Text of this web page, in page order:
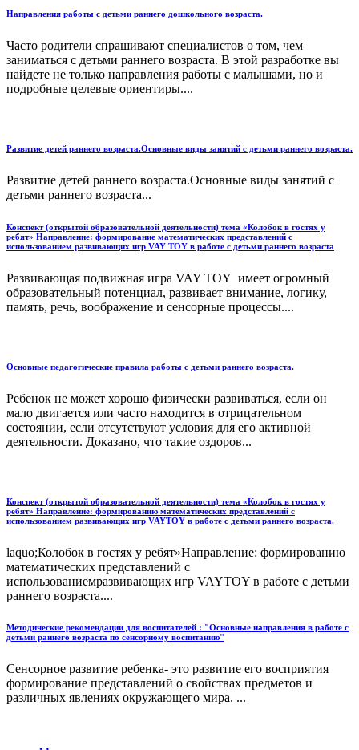
Направления работы с детьми раннего дошкольного возраста.
Часто родители спрашивают специалистов о том, чем
заниматься с детьми раннего возраста. В этой разработке вы
найдете не только направления работы с малышами, но и
подробные целевые ориентиры....
Развитие детей раннего возраста.Основные виды занятий с детьми раннего возраста.
Развитие детей раннего возраста.Основные виды занятий с
детьми раннего возраста...
Конспект (открытой образовательной деятельности) тема «Колобок в гостях у
ребят» Направление: формирование математических представлений с
использованием развивающих игр VAY TOY в работе с детьми раннего возраста
Развивающая подвижная игра VAY TOY имеет огромный
образовательный потенциал, развивает внимание, логику,
память, речь, воображение и сенсорные процессы....
Основные педагогические правила работы с детьми раннего возраста.
Ребенок не может хорошо физически развиваться, если он
мало двигается или часто находится в отрицательном
состоянии, если отсутствуют условия для его активной
деятельности. Доказано, что такие оздоров...
Конспект (открытой образовательной деятельности) тема «Колобок в гостях у
ребят» Направление: формированию математических представлений с
использованием развивающих игр VAYTOY в работе с детьми раннего возраста.
laquo;Колобок в гостях у ребят»Направление: формированию
математических представлений с
использованиемразвивающих игр VAYTOY в работе с детьми
раннего возраста....
Методические рекомендации для воспитателей : "Основные направления в работе с
детьми раннего возраста по сенсорному воспитанию"
Сенсорное развитие ребенка- это развитие его восприятия
формирование представлений о свойствах предметов и
различных явлениях окружающего мира. ...